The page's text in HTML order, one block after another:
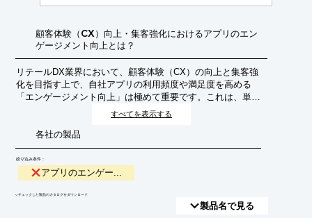
顧客体験（CX）向上・集客強化におけるアプリのエン
ゲージメント向上とは？
リテールDX業界において、顧客体験（CX）の向上と集客強
化を目指す上で、自社アプリの利用頻度や満足度を高める
「エンゲージメント向上」は極めて重要です。これは、単に
アプリをダウンロードしてもらうだけでなく、顧客が継続的
買行動の促進やロイヤルティの醸成に繋げることを目的とし
ています。
すべてを表示する
各社の製品
絞り込み条件：
アプリのエンゲー...
​▼チェックした製品のカタログをダウンロード
製品名で見る